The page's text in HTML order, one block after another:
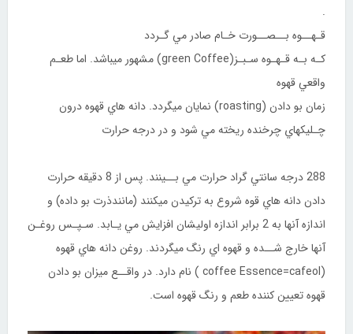
.
قـهــوه بــصــورت خـام صادر مي گـردد
كـه بـه قـهـوه سـبـز(green Coffee) مشهور ميباشد. اما طعـم
واقعي قهوه
زمان بو دادن (roasting) نمايان ميگردد. دانه هاي قهوه درون
چـليكهاي چرخنده ريخته مي شود و در درجه حرارت
288 درجه سانتي گراد حرارت مي بــينند. پس از 8 دقيقه حرارت
دادن دانه هاي قوه شروع به تركيدن ميكنند (مانندذرت بو داده) و
اندازه آنها به 2 برابر اندازه اوليشان افزايش مي يـابد. سـپـس روغـن
آنها خارج شــده و قهوه اي رنگ ميگردند. روغن دانه هاي قهوه
(coffee Essence=cafeol ) نام دارد. در واقــع ميزان بو دادن
قهوه تعيين كننده طعم و رنگ قهوه است.